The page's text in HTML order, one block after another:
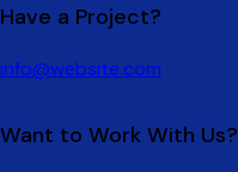
Have a Project?
info@website.com
Want to Work With Us?